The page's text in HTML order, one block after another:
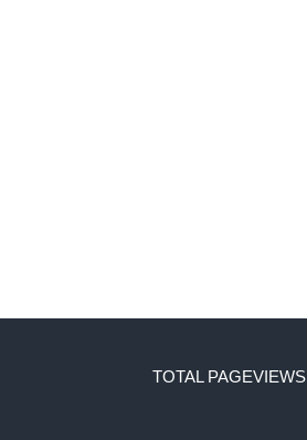
TOTAL PAGEVIEWS